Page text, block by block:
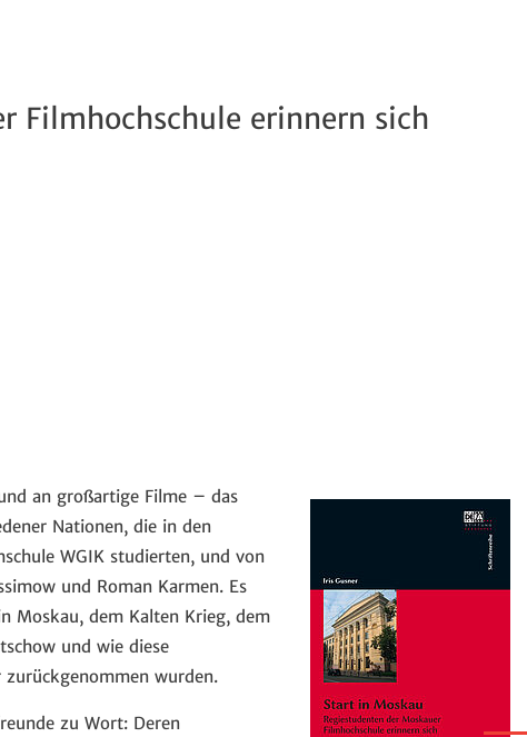
Filmhochschule erinnern sich
an großartige Filme – das
Nationen, die in den
WGIK studierten, und von
und Roman Karmen. Es
Moskau, dem Kalten Krieg, dem
und wie diese
zurückgenommen wurden.
zu Wort: Deren